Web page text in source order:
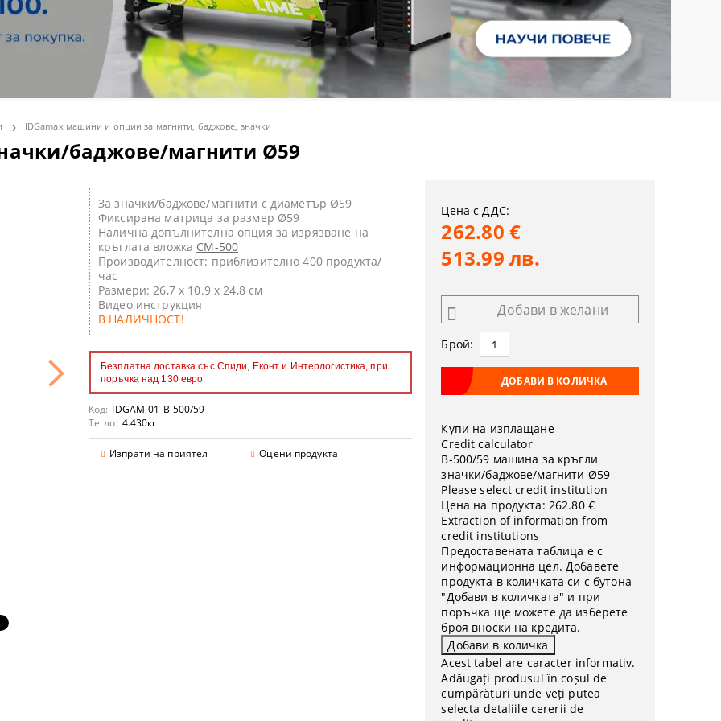
S - солвентни широкоформатни принтери
V - UV LED принтери
T - широкоформатни принтери/скенери POS/CAD/GIS
система за декорация
ГЕЛ-СУБЛИМАЦИОННИ ПРИНТЕРИ
ПРИНТЕРИ SAWGRASS
с бял и неонов тонер
медии
за термосублимационен печат
CD/DVD/BD дискове за инк-джет печат
тениски
картони
и консумативи
и календари
консумативи
ТЕРМОПРЕСИ
и магнити
IDGamax машини и опции за магнити, баджове, значки
баджове/магнити Ø59
За значки/баджове/магнити с диаметър Ø59
Фиксирана матрица за размер Ø59
Налична допълнителна опция за изрязване на
кръглата вложка CM-500
Производителност: приблизително 400 продукта/
час
Размери: 26,7 x 10.9 x 24,8 см
Видео инструкция
В НАЛИЧНОСТ!
Безплатна доставка със Спиди, Еконт и Интерлогистика, при
поръчка над 130 евро.
Код: IDGAM-01-B-500/59
Тегло: 4.430кг
Изпрати на приятел Оцени продукта
Цена с ДДС:
262.80 €
513.99 лв.
Добави в желани
Брой:
Купи на изплащане
Credit calculator
B-500/59 машина за кръгли
значки/баджове/магнити Ø59
Please select credit institution
Цена на продукта: 262.80 €
Extraction of information from
credit institutions
Предоставената таблица е с
информационна цел. Добавете
продукта в количката си с бутона
"Добави в количката" и при
поръчка ще можете да изберете
броя вноски на кредита.
Acest tabel are caracter informativ.
Adăugați produsul în coșul de
cumpărături unde veți putea
selecta detaliile cererii de